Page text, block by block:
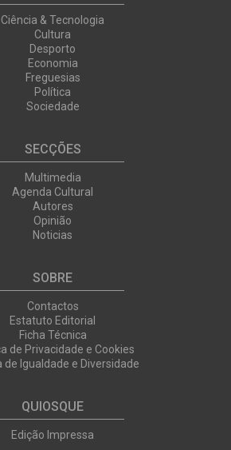
Ciência & Tecnologia
Cultura
Desporto
Economia
Freguesias
Política
Sociedade
SECÇÕES
Multimedia
Agenda Cultural
Autores
Opinião
Noticias
SOBRE
Contactos
Estatuto Editorial
Ficha Técnica
de Privacidade e Cookies
de Igualdade e Diversidade
QUIOSQUE
Edição Impressa